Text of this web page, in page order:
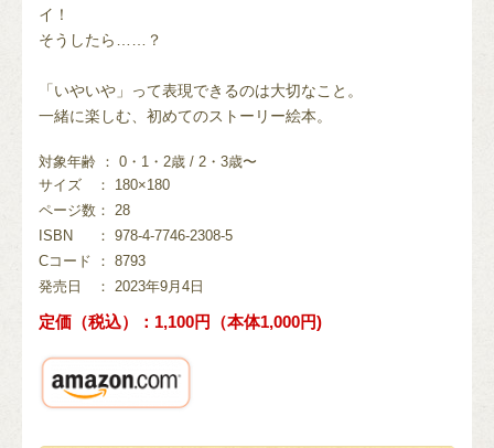
イ！
そうしたら……？
「いやいや」って表現できるのは大切なこと。
一緒に楽しむ、初めてのストーリー絵本。
対象年齢 ： 0・1・2歳 / 2・3歳〜
サイズ
： 180×180
ページ数 ： 28
ISBN
： 978-4-7746-2308-5
Cコード
： 8793
発売日
： 2023年9月4日
定価（税込）：1,100円（本体1,000円)